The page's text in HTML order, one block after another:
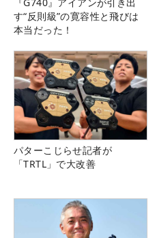
す“反則級”の寛容性と飛びは
本当だった！
パターこじらせ記者が
「TRTL」で大改善